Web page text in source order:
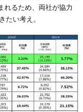
れるため、両社が協力
たい考え。